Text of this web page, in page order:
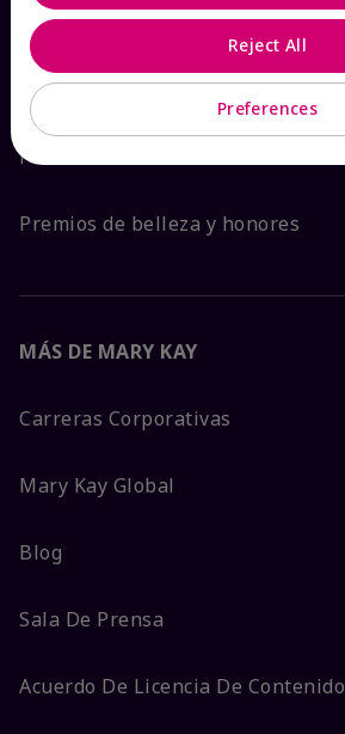
Sobre Mary Kay
Sostenibilidad
Promesa De Producto
Premios de belleza y honores
MÁS DE MARY KAY
Carreras Corporativas
Mary Kay Global
Blog
Sala De Prensa
Acuerdo De Licencia De Contenido
Preferences
Reject All